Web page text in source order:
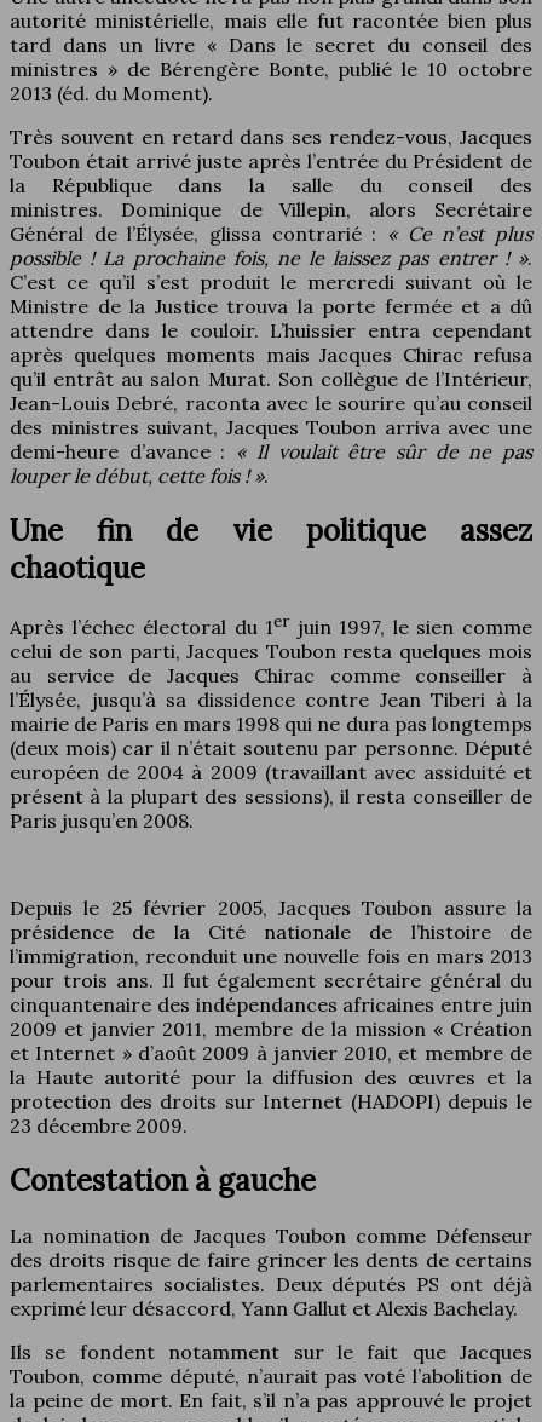
autorité ministérielle, mais elle fut racontée bien plus
tard dans un livre « Dans le secret du conseil des
ministres » de Bérengère Bonte, publié le 10 octobre
2013 (éd. du Moment).
Très souvent en retard dans ses rendez-vous, Jacques
Toubon était arrivé juste après l’entrée du Président de
la République dans la salle du conseil des
ministres. Dominique de Villepin, alors Secrétaire
Général de l’Élysée, glissa contrarié : « Ce n’est plus
possible ! La prochaine fois, ne le laissez pas entrer ! ».
C’est ce qu’il s’est produit le mercredi suivant où le
Ministre de la Justice trouva la porte fermée et a dû
attendre dans le couloir. L’huissier entra cependant
après quelques moments mais Jacques Chirac refusa
qu’il entrât au salon Murat. Son collègue de l’Intérieur,
Jean-Louis Debré, raconta avec le sourire qu’au conseil
des ministres suivant, Jacques Toubon arriva avec une
demi-heure d’avance : « Il voulait être sûr de ne pas
louper le début, cette fois ! ».
Une fin de vie politique assez
chaotique
Après l’échec électoral du 1erjuin 1997, le sien comme
celui de son parti, Jacques Toubon resta quelques mois
au service de Jacques Chirac comme conseiller à
l’Élysée, jusqu’à sa dissidence contre Jean Tiberi à la
mairie de Paris en mars 1998 qui ne dura pas longtemps
(deux mois) car il n’était soutenu par personne. Député
européen de 2004 à 2009 (travaillant avec assiduité et
présent à la plupart des sessions), il resta conseiller de
Paris jusqu’en 2008.
Depuis le 25 février 2005, Jacques Toubon assure la
présidence de la Cité nationale de l’histoire de
l’immigration, reconduit une nouvelle fois en mars 2013
pour trois ans. Il fut également secrétaire général du
cinquantenaire des indépendances africaines entre juin
2009 et janvier 2011, membre de la mission « Création
et Internet » d’août 2009 à janvier 2010, et membre de
la Haute autorité pour la diffusion des œuvres et la
protection des droits sur Internet (HADOPI) depuis le
23 décembre 2009.
Contestation à gauche
La nomination de Jacques Toubon comme Défenseur
des droits risque de faire grincer les dents de certains
parlementaires socialistes. Deux députés PS ont déjà
exprimé leur désaccord, Yann Gallut et Alexis Bachelay.
Ils se fondent notamment sur le fait que Jacques
Toubon, comme député, n’aurait pas voté l’abolition de
la peine de mort. En fait, s’il n’a pas approuvé le projet